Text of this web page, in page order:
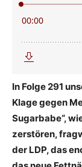
In Folge 291
Klage gegen
Sugarbabe“,
zerstören,
der LDP, das